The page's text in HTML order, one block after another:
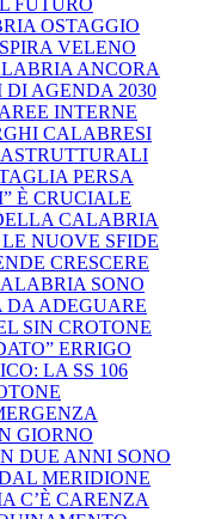
FUTURO
OSTAGGIO
VELENO
ANCORA
AGENDA 2030
INTERNE
CALABRESI
PERSA
È CRUCIALE
CALABRIA
NUOVE SFIDE
CRESCERE
SONO
DA ADEGUARE
SIN CROTONE
ERRIGO
LA SS 106
GIORNO
DUE ANNI SONO
MERIDIONE
C’È CARENZA